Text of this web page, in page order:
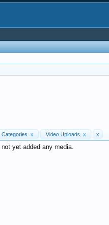
Categories x Video Uploads x x
yet added any media.